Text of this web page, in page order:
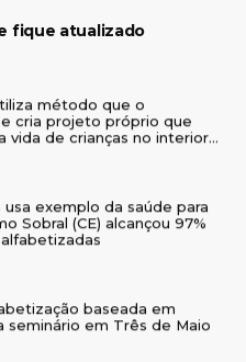
fique atualizado
cria projeto próprio que
vida de crianças no interior
Sobral (CE) alcançou 97%
seminário em Três de Maio